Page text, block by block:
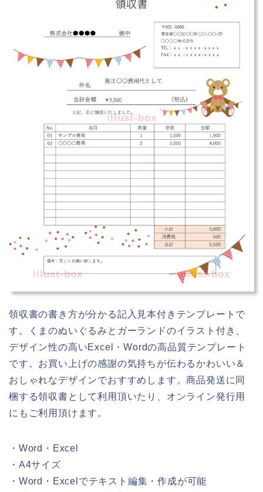
illust-box
illust-box illust-box
領収書の書き方が分かる記入見本付きテンプレートで
す。くまのぬいぐるみとガーランドのイラスト付き、
デザイン性の高いExcel・Wordの高品質テンプレート
です。お買い上げの感謝の気持ちが伝わるかわいい＆
おしゃれなデザインでおすすめします。商品発送に同
梱する領収書として利用頂いたり、オンライン発行用
にもご利用頂けます。
・Word・Excel
・A4サイズ
・Word・Excelでテキスト編集・作成が可能